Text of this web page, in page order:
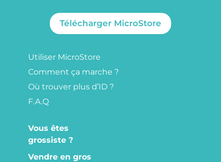
Télécharger MicroStore
Utiliser MicroStore
Comment ça marche ?
Où trouver plus d’ID ?
F.A.Q
Vous êtes
grossiste ?
Vendre en gros